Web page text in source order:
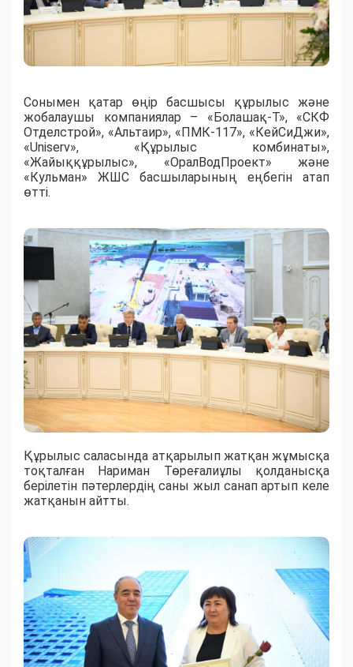
Сонымен қатар өңір басшысы құрылыс және
жобалаушы компаниялар – «Болашақ-Т», «СКФ
Отделстрой», «Альтаир», «ПМК-117», «КейСиДжи»,
«Uniserv», «Құрылыс комбинаты»,
«Жайыққұрылыс», «ОралВодПроект» және
«Кульман» ЖШС басшыларының еңбегін атап
өтті.
Құрылыс саласында атқарылып жатқан жұмысқа
тоқталған Нариман Төреғалиұлы қолданысқа
берілетін пәтерлердің саны жыл санап артып келе
жатқанын айтты.